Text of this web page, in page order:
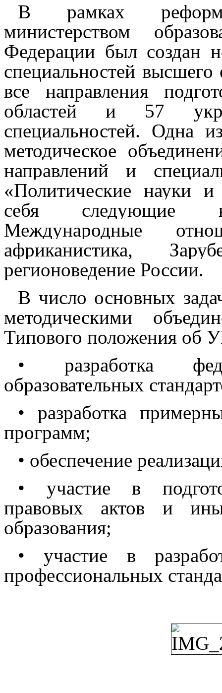
В рамках
министерством
Федерации был создан
специальностей высшего
все направления
областей и 57
специальностей. Одна
методическое
направлений и
«Политические науки
себя следующие
Международные
африканистика,
регионоведение России.
В число основных
методическими
Типового положения об
• разработка
образовательных
• разработка
программ;
• обеспечение
• участие в
правовых актов и
образования;
• участие в
профессиональных